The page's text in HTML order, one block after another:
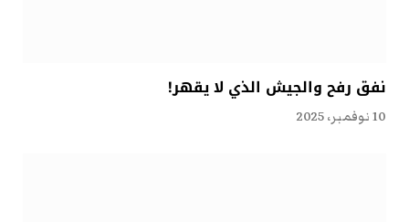
نفق رفح والجيش الذي لا يقهر!
10 نوفمبر، 2025